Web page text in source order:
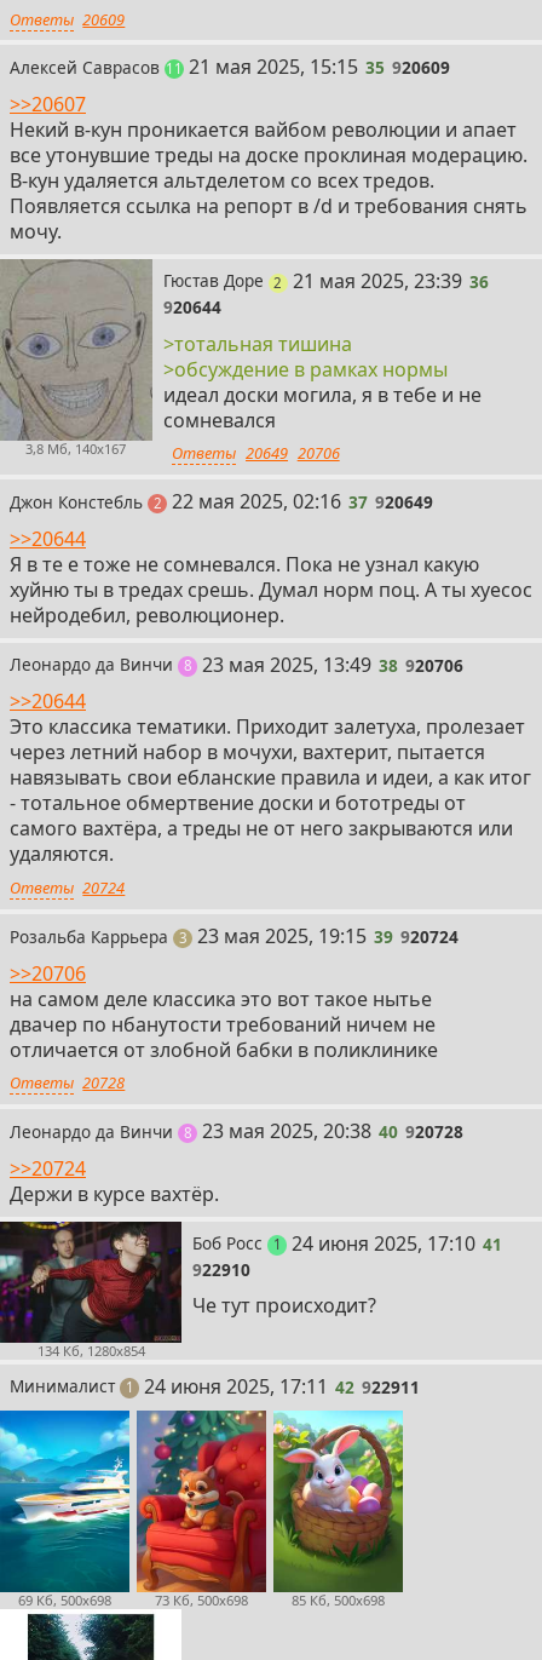
Ответы 20609
Алексей Саврасов 11постов
35
21 мая 2025, 15:15 35 920609
>>20607
Некий в-кун проникается вайбом революции и апает
все утонувшие треды на доске проклиная модерацию.
В-кун удаляется альтделетом со всех тредов.
Появляется ссылка на репорт в /d и требования снять
мочу.
3,8 Мб, 140x167
Гюстав Доре 2поста
36
21 мая 2025, 23:39 36
920644
>тотальная тишина
>обсуждение в рамках нормы
идеал доски могила, я в тебе и не
сомневался
Ответы 20649 20706
Джон Констебль 2поста
37
22 мая 2025, 02:16 37 920649
>>20644
Я в те е тоже не сомневался. Пока не узнал какую
хуйню ты в тредах срешь. Думал норм поц. А ты хуесос
нейродебил, революционер.
Леонардо да Винчи 8постов
38
23 мая 2025, 13:49 38 920706
>>20644
Это классика тематики. Приходит залетуха, пролезает
через летний набор в мочухи, вахтерит, пытается
навязывать свои ебланские правила и идеи, а как итог
- тотальное обмертвение доски и бототреды от
самого вахтёра, а треды не от него закрываются или
удаляются.
Ответы 20724
Розальба Каррьера 3поста
39
23 мая 2025, 19:15 39 920724
>>20706
на самом деле классика это вот такое нытье
двачер по нбанутости требований ничем не
отличается от злобной бабки в поликлинике
Ответы 20728
Леонардо да Винчи 8постов
40
23 мая 2025, 20:38 40 920728
>>20724
Держи в курсе вахтёр.
134 Кб, 1280x854
Боб Росс 1 пост
41
24 июня 2025, 17:10 41
922910
Че тут происходит?
Минималист 1 пост
42
24 июня 2025, 17:11 42 922911
69 Кб, 500x698 73 Кб, 500x698 85 Кб, 500x698